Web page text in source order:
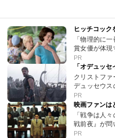
ヒッチコック
「物理的に
賞女優が体現
PR
「オデュッ
クリストファ
デュッセウス
PR
映画ファンは
「戦争は人
戦前夜』が問
PR